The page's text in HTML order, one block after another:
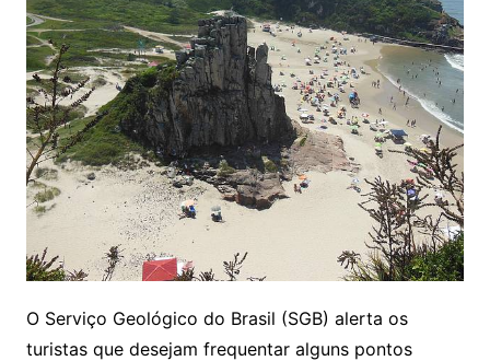
O Serviço Geológico do Brasil (SGB) alerta os
turistas que desejam frequentar alguns pontos